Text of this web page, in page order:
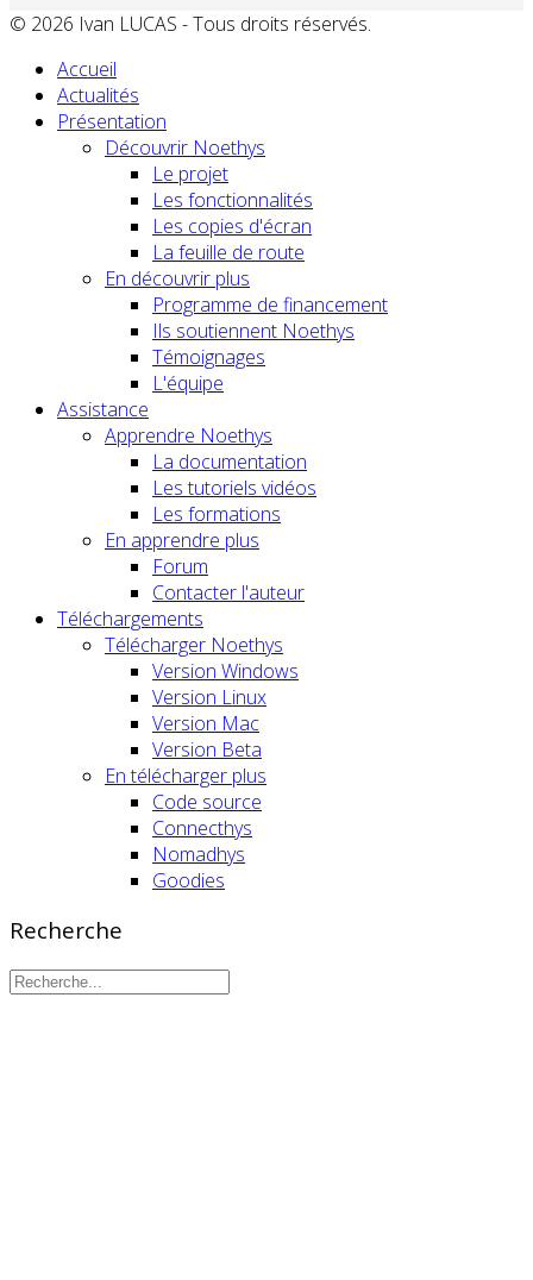
© 2026 Ivan LUCAS - Tous droits réservés.
Accueil
Actualités
Présentation
Découvrir Noethys
Le projet
Les fonctionnalités
Les copies d'écran
La feuille de route
En découvrir plus
Programme de financement
Ils soutiennent Noethys
Témoignages
L'équipe
Assistance
Apprendre Noethys
La documentation
Les tutoriels vidéos
Les formations
En apprendre plus
Forum
Contacter l'auteur
Téléchargements
Télécharger Noethys
Version Windows
Version Linux
Version Mac
Version Beta
En télécharger plus
Code source
Connecthys
Nomadhys
Goodies
Recherche